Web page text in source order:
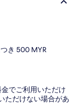
き 500 MYR
でご利用いただけ
ただけない場合があ